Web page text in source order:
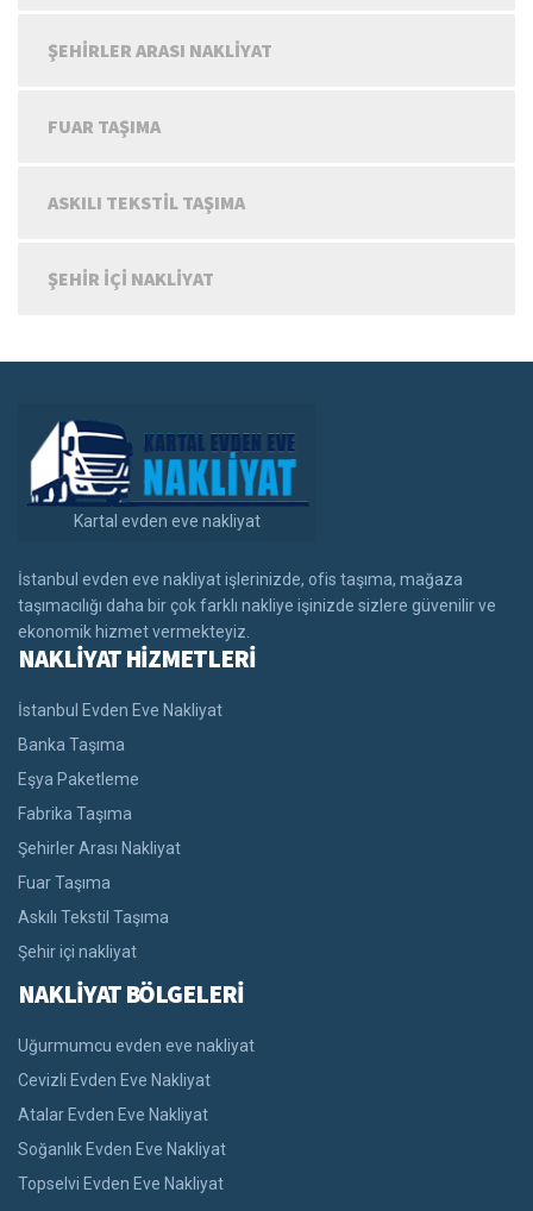
ŞEHIRLER ARASI NAKLIYAT
FUAR TAŞIMA
ASKILI TEKSTIL TAŞIMA
ŞEHIR IÇI NAKLIYAT
Kartal evden eve nakliyat
İstanbul evden eve nakliyat işlerinizde, ofis taşıma, mağaza
taşımacılığı daha bir çok farklı nakliye işinizde sizlere güvenilir ve
ekonomik hizmet vermekteyiz.
NAKLİYAT HİZMETLERİ
İstanbul Evden Eve Nakliyat
Banka Taşıma
Eşya Paketleme
Fabrika Taşıma
Şehirler Arası Nakliyat
Fuar Taşıma
Askılı Tekstil Taşıma
Şehir içi nakliyat
NAKLİYAT BÖLGELERİ
Uğurmumcu evden eve nakliyat
Cevizli Evden Eve Nakliyat
Atalar Evden Eve Nakliyat
Soğanlık Evden Eve Nakliyat
Topselvi Evden Eve Nakliyat